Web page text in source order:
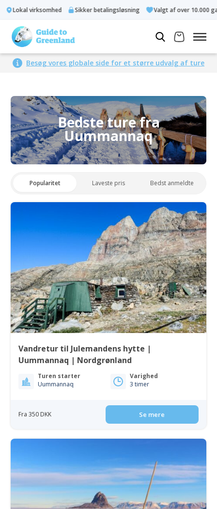
Lokal virksomhed Sikker betalingsløsning Valgt af over 10.000
Besøg vores globale side for et større udvalg af ture
Bedste ture fra
Uummannaq
Popularitet Laveste pris Bedst anmeldte
Vandretur til Julemandens hytte |
Uummannaq | Nordgrønland
Turen starter
Uummannaq
Varighed
3 timer
Fra 350 DKK Se mere